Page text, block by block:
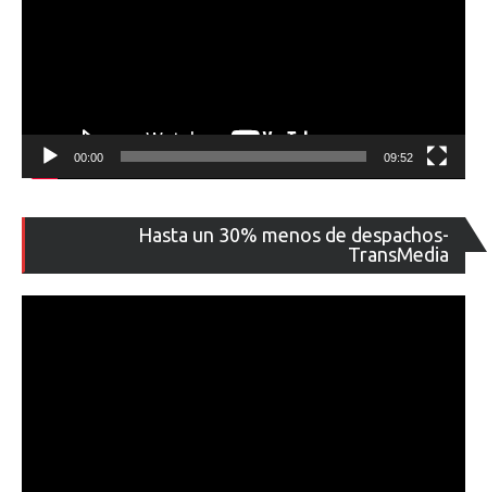
00:00 09:52
Hasta un 30% menos de despachos-
TransMedia
de